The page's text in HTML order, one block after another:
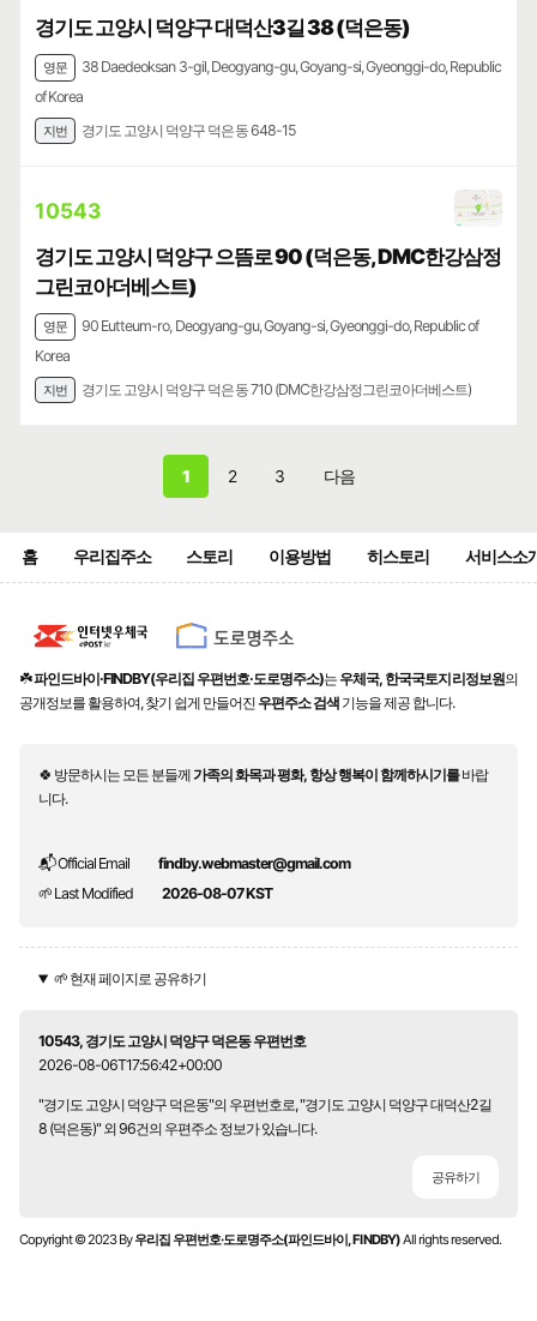
경기도 고양시 덕양구 대덕산3길 38 (덕은동)
영문
38 Daedeoksan 3-gil, Deogyang-gu, Goyang-si, Gyeonggi-do, Republic
of Korea
지번 경기도 고양시 덕양구 덕은동 648-15
10543
경기도 고양시 덕양구 으뜸로 90 (덕은동, DMC한강삼정
그린코아더베스트)
영문
90 Eutteum-ro, Deogyang-gu, Goyang-si, Gyeonggi-do, Republic of
Korea
지번 경기도 고양시 덕양구 덕은동 710 (DMC한강삼정그린코아더베스트)
1 2 3 다음
홈 우리집주소 스토리 이용방법 히스토리 서비스소
☘️파인드바이·FINDBY(우리집 우편번호·도로명주소)는 우체국, 한국국토지리정보원의
공개정보를 활용하여, 찾기 쉽게 만들어진 우편주소 검색 기능을 제공 합니다.
🍀 방문하시는 모든 분들께가족의 화목과 평화, 항상 행복이 함께하시기를바랍
니다.
📬 Official Email
findby.webmaster@gmail.com
🌱 Last Modified
2026-08-07 KST
🌱 현재 페이지로 공유하기
10543, 경기도 고양시 덕양구 덕은동 우편번호
2026-08-06T17:56:42+00:00
"경기도 고양시 덕양구 덕은동"의 우편번호로, "경기도 고양시 덕양구 대덕산2길
8 (덕은동)" 외 96건의 우편주소 정보가 있습니다.
공유하기
Copyright © 2023 By우리집 우편번호·도로명주소(파인드바이, FINDBY)All rights reserved.